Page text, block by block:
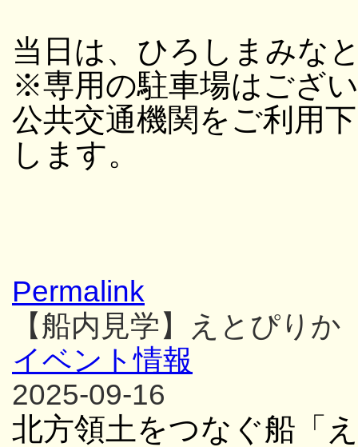
当日は、ひろしまみな
※専用の駐車場はござ
公共交通機関をご利用
します。
Permalink
【船内見学】えとぴりか
イベント情報
2025-09-16
北方領土をつなぐ船「